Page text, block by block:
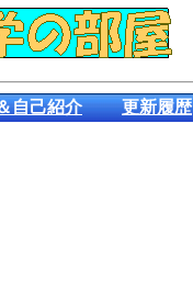
自己紹介 更新履歴